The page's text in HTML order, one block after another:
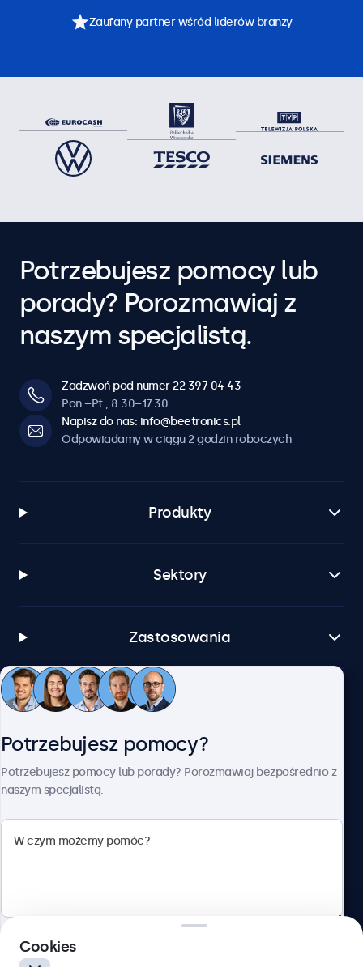
Zaufany partner wśród liderów branży
Potrzebujesz pomocy lub
porady? Porozmawiaj z
naszym specjalistą.
Zadzwoń pod numer 22 397 04 43
Pon.–Pt., 8:30–17:30
Napisz do nas: info@beetronics.pl
Odpowiadamy w ciągu 2 godzin roboczych
Produkty
Sektory
Zastosowania
Obsługa klienta
Polski
Potrzebujesz pomocy?
Potrzebujesz pomocy lub porady? Porozmawiaj bezpośrednio z
naszym specjalistą.
Cookies